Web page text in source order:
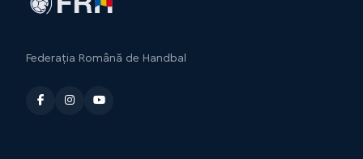
Federația Română de Handbal